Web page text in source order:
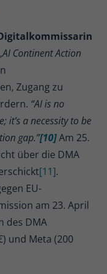
AI Continent Action
Zugang zu
“AI is no
it’s a necessity to be
gap.”[10]Am 25.
über die DMA
[11].
EU-
am 23. April
des DMA
und Meta (200